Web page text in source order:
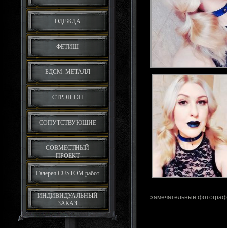
ОДЕЖДА
ФЕТИШ
БДСМ. МЕТАЛЛ
СТРЭП-ОН
СОПУТСТВУЮЩИЕ
СОВМЕСТНЫЙ
ПРОЕКТ
Галерея CUSTOM работ
ИНДИВИДУАЛЬНЫЙ
ЗАКАЗ
замечательные